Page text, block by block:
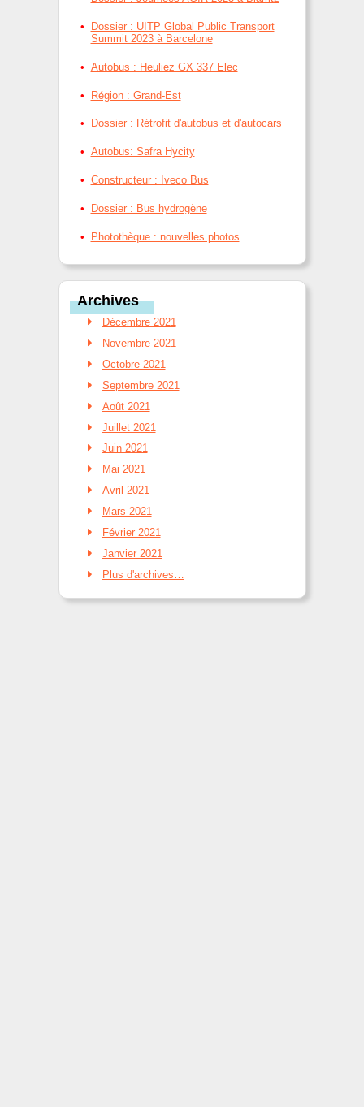
Dossier : UITP Global Public Transport
Summit 2023 à Barcelone
Autobus : Heuliez GX 337 Elec
Région : Grand-Est
Dossier : Rétrofit d'autobus et d'autocars
Autobus: Safra Hycity
Constructeur : Iveco Bus
Dossier : Bus hydrogène
Photothèque : nouvelles photos
Archives
Décembre 2021
Novembre 2021
Octobre 2021
Septembre 2021
Août 2021
Juillet 2021
Juin 2021
Mai 2021
Avril 2021
Mars 2021
Février 2021
Janvier 2021
Plus d'archives…